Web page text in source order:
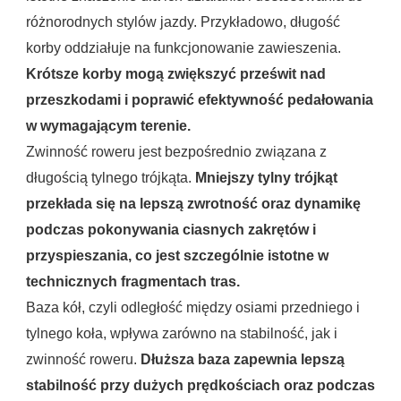
różnorodnych stylów jazdy. Przykładowo, długość
korby oddziałuje na funkcjonowanie zawieszenia.
Krótsze korby mogą zwiększyć prześwit nad
przeszkodami i poprawić efektywność pedałowania
w wymagającym terenie.
Zwinność roweru jest bezpośrednio związana z
długością tylnego trójkąta. Mniejszy tylny trójkąt
przekłada się na lepszą zwrotność oraz dynamikę
podczas pokonywania ciasnych zakrętów i
przyspieszania, co jest szczególnie istotne w
technicznych fragmentach tras.
Baza kół, czyli odległość między osiami przedniego i
tylnego koła, wpływa zarówno na stabilność, jak i
zwinność roweru. Dłuższa baza zapewnia lepszą
stabilność przy dużych prędkościach oraz podczas